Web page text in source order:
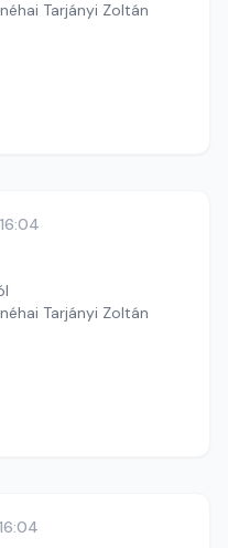
Tarjányi Zoltán
Felebarátod házastársát
16:04
Tarjányi Zoltán
hazudj, mások
16:04